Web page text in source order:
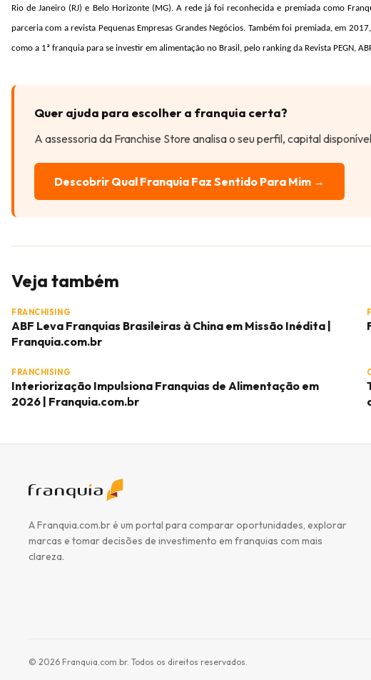
Rio de Janeiro (RJ) e Belo Horizonte (MG). A rede já foi reconhecida e premiada como
parceria com a revista Pequenas Empresas Grandes Negócios. Também foi premiada, em
como a 1ª franquia para se investir em alimentação no Brasil, pelo ranking da Revista PEGN,
Quer ajuda para escolher a franquia certa?
A assessoria da Franchise Store analisa o seu perfil, capital
Descobrir Qual Franquia Faz Sentido Para Mim →
Veja também
FRANCHISING
ABF Leva Franquias Brasileiras à China em Missão Inédita |
Franquia.com.br
FRANCHISING
Interiorização Impulsiona Franquias de Alimentação em
2026 | Franquia.com.br
A Franquia.com.br é um portal para comparar oportunidades, explorar
marcas e tomar decisões de investimento em franquias com mais
clareza.
© 2026 Franquia.com.br. Todos os direitos reservados.